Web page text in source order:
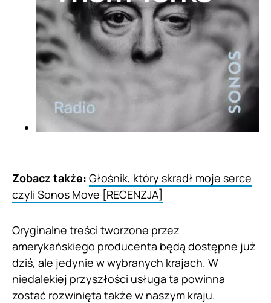
Zobacz także: Głośnik, który skradł moje serce
czyli Sonos Move [RECENZJA]
Oryginalne treści tworzone przez
amerykańskiego producenta będą dostępne już
dziś, ale jedynie w wybranych krajach. W
niedalekiej przyszłości usługa ta powinna
zostać rozwinięta także w naszym kraju.